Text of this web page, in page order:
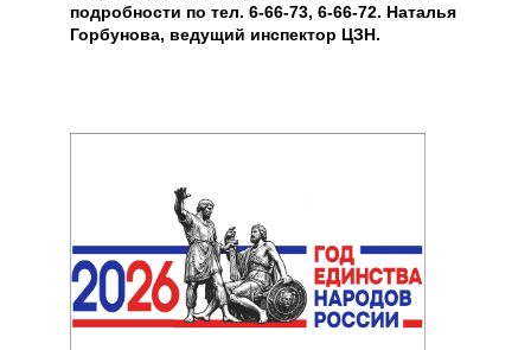
подробности по тел. 6-66-73, 6-66-72. Наталья
Горбунова, ведущий инспектор ЦЗН.